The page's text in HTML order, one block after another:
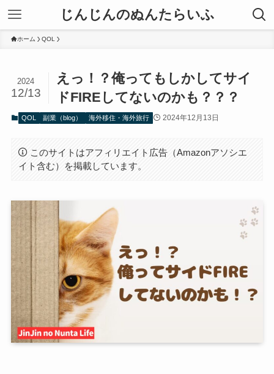
じんじんのぬんたらいふ
ホーム QOL
えっ！？俺ってもしかしてサイ
ドFIREしてないのかも？？？
2024
12/13
QOL 副業（blog） 海外移住・海外旅行 2024年12月13日
このサイトはアフィリエイト広告（Amazonアソシエ
イト含む）を掲載しています。